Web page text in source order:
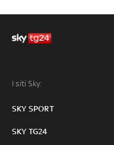
I siti Sky:
SKY SPORT
SKY TG24